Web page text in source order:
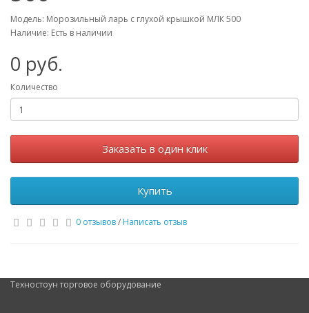
Модель: Морозильный ларь с глухой крышкой МЛК 500
Наличие: Есть в наличии
0 руб.
Количество
Заказать в один клик
Купить
0 отзывов/ Написать отзыв
Техностоун торговое оборудование